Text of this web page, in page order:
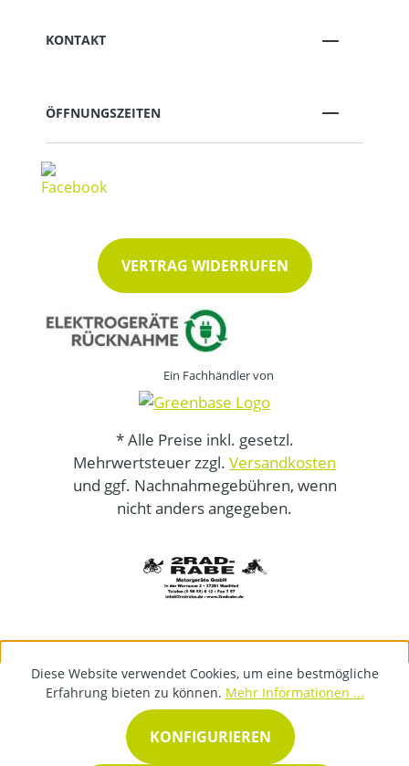
KONTAKT
ÖFFNUNGSZEITEN
VERTRAG WIDERRUFEN
Ein Fachhändler von
* Alle Preise inkl. gesetzl.
Mehrwertsteuer zzgl. Versandkosten
und ggf. Nachnahmegebühren, wenn
nicht anders angegeben.
Diese Website verwendet Cookies, um eine bestmögliche
Erfahrung bieten zu können. Mehr Informationen ...
KONFIGURIEREN